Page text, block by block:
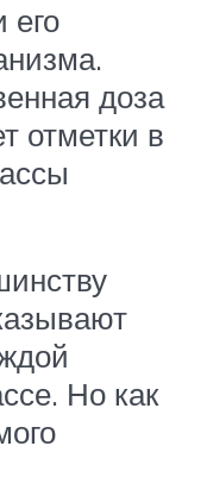
его
доза
отметки в
Но как